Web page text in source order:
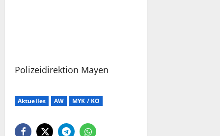
Polizeidirektion Mayen
Aktuelles AW MYK / KO